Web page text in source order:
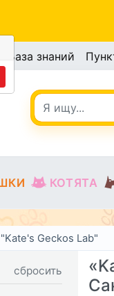
База знаний
КОТЯТА
Geckos Lab"
сбросить